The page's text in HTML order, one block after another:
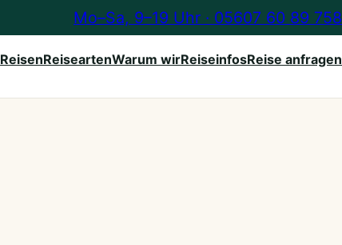
Mo–Sa, 9–19 Uhr · 05607 60 89 758
ReisenReiseartenWarum wirReiseinfosReise anfragen